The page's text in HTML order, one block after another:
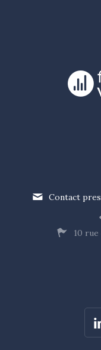
Contact
10